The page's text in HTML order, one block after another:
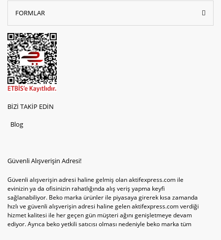
FORMLAR
BİZİ TAKİP EDİN
Blog
Güvenli Alışverişin Adresi!
Güvenli alışverişin adresi haline gelmiş olan aktifexpress.com ile
evinizin ya da ofisinizin rahatlığında alış veriş yapma keyfi
sağlanabiliyor. Beko marka ürünler ile piyasaya girerek kısa zamanda
hızlı ve güvenli alışverişin adresi haline gelen aktifexpress.com verdiği
hizmet kalitesi ile her geçen gün müşteri ağını genişletmeye devam
ediyor. Ayrıca beko yetkili satıcısı olması nedeniyle beko marka tüm